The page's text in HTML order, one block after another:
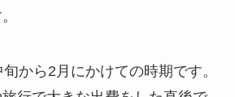
から2月にかけての時期です。